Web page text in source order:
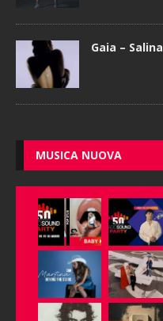
Gaia – Salina
MUSICA NUOVA